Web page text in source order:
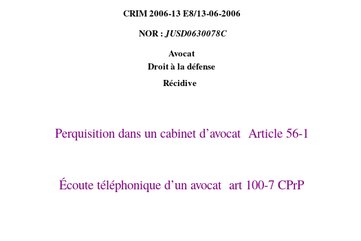
CRIM 2006-13 E8/13-06-2006
NOR :JUSD0630078C
Avocat
Droit à la défense
Récidive
Perquisition dans un cabinet d’avocat Article 56-1
Écoute téléphonique d’un avocat art 100-7 CPrP